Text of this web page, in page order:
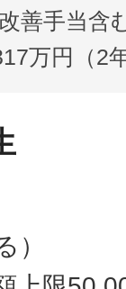
善手当含
万円（2
）